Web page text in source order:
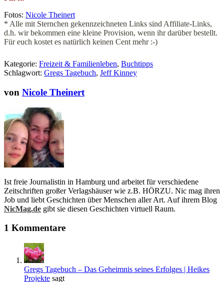
Fotos: Nicole Theinert
* Alle mit Sternchen gekennzeichneten Links sind Affiliate-Links,
d.h. wir bekommen eine kleine Provision, wenn ihr darüber bestellt.
Für euch kostet es natürlich keinen Cent mehr :-)
Kategorie: Freizeit & Familienleben, Buchtipps
Schlagwort: Gregs Tagebuch, Jeff Kinney
von Nicole Theinert
Ist freie Journalistin in Hamburg und arbeitet für verschiedene
Zeitschriften großer Verlagshäuser wie z.B. HÖRZU. Nic mag ihren
Job und liebt Geschichten über Menschen aller Art. Auf ihrem Blog
NicMag.de gibt sie diesen Geschichten virtuell Raum.
1 Kommentare
Gregs Tagebuch – Das Geheimnis seines Erfolges | Heikes
Projekte sagt